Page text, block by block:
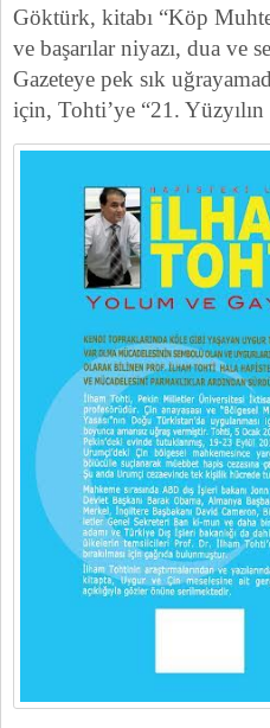
Göktürk, kitabı “Köp
ve başarılar niyazı, dua ve
Gazeteye pek sık
için, Tohti’ye “21.